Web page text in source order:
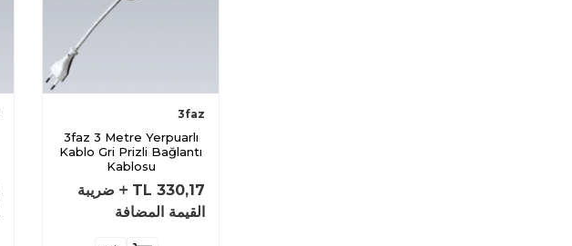
3faz
3faz 3 Metre Yerpuarlı
Kablo Gri Prizli Bağlantı
Kablosu
330,17
ضريبة
القيمة المضافة